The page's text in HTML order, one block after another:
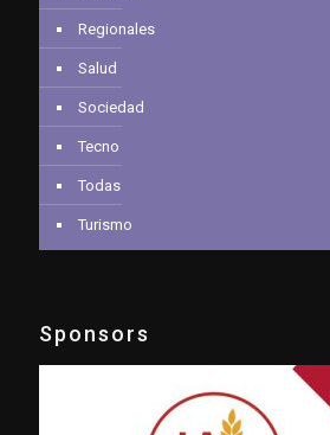
Regionales
Salud
Sociedad
Tecno
Todas
Turismo
Sponsors